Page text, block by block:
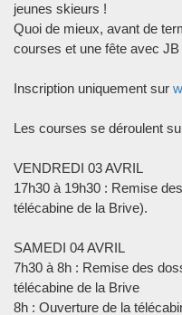
jeunes skieurs !
Quoi de mieux, avant de
courses et une fête avec JB
Inscription uniquement sur
Les courses se déroulent
VENDREDI 03 AVRIL
17h30 à 19h30 : Remise
télécabine de la Brive).
SAMEDI 04 AVRIL
7h30 à 8h : Remise des
télécabine de la Brive
8h : Ouverture de la